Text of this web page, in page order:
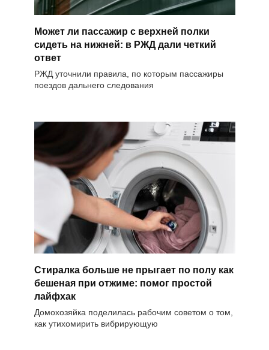
Может ли пассажир с верхней полки
сидеть на нижней: в РЖД дали четкий
ответ
РЖД уточнили правила, по которым пассажиры
поездов дальнего следования
Стиралка больше не прыгает по полу как
бешеная при отжиме: помог простой
лайфхак
Домохозяйка поделилась рабочим советом о том,
как утихомирить вибрирующую